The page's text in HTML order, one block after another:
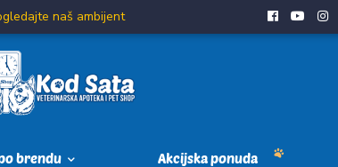
naš ambijent
brendu Akcijska ponuda